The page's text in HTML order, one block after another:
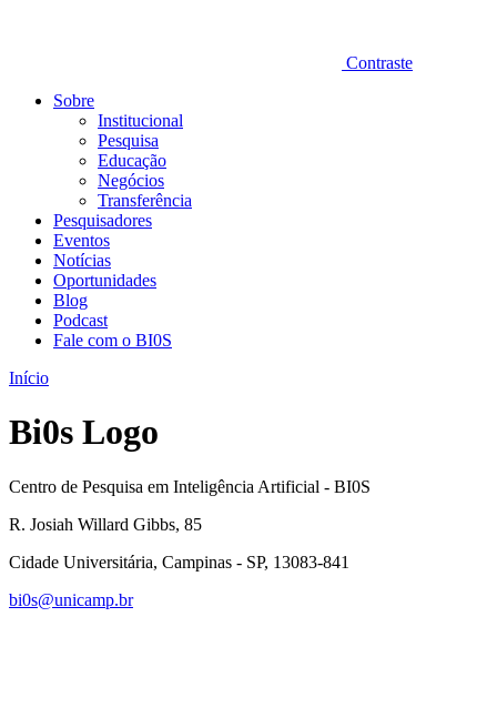
Contraste
Sobre
Institucional
Pesquisa
Educação
Negócios
Transferência
Pesquisadores
Eventos
Notícias
Oportunidades
Blog
Podcast
Fale com o BI0S
Início
Bi0s Logo
Centro de Pesquisa em Inteligência Artificial - BI0S
R. Josiah Willard Gibbs, 85
Cidade Universitária, Campinas - SP, 13083-841
bi0s@unicamp.br